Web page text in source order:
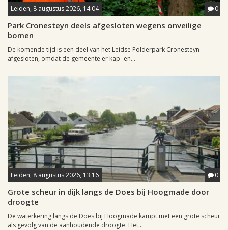
Leiden, 8 augustus 2026, 14:04 0
Park Cronesteyn deels afgesloten wegens onveilige
bomen
De komende tijd is een deel van het Leidse Polderpark Cronesteyn
afgesloten, omdat de gemeente er kap- en...
Leiden, 8 augustus 2026, 13:16 0
Grote scheur in dijk langs de Does bij Hoogmade door
droogte
De waterkering langs de Does bij Hoogmade kampt met een grote scheur
als gevolg van de aanhoudende droogte. Het...